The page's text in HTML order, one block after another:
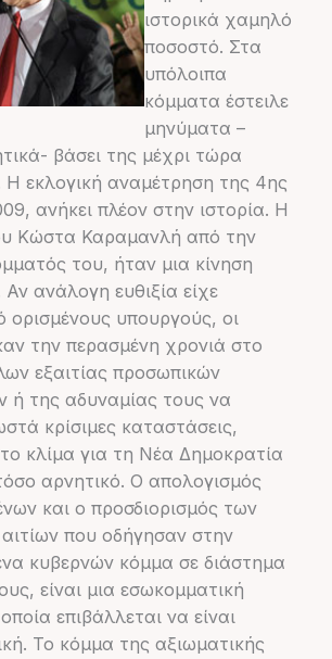
ιστορικά χαμηλό
ποσοστό. Στα
υπόλοιπα
κόμματα έστειλε
μηνύματα –
βάσει της μέχρι τώρα
Η εκλογική αναμέτρηση της 4ης
ανήκει πλέον στην ιστορία. Η
Κώστα Καραμανλή από την
του, ήταν μια κίνηση
Αν ανάλογη ευθιξία είχε
ορισμένους υπουργούς, οι
την περασμένη χρονιά στο
εξαιτίας προσωπικών
ή της αδυναμίας τους να
κρίσιμες καταστάσεις,
κλίμα για τη Νέα Δημοκρατία
αρνητικό. Ο απολογισμός
και ο προσδιορισμός των
που οδήγησαν στην
κυβερνών κόμμα σε διάστημα
είναι μια εσωκομματική
επιβάλλεται να είναι
Το κόμμα της αξιωματικής